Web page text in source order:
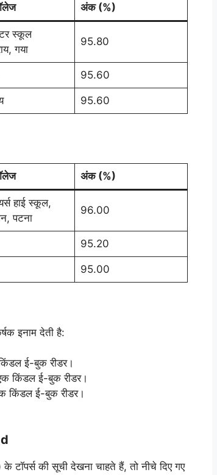
अंक (%)
स्कूल
गया
95.80
95.60
95.60
अंक (%)
हाई स्कूल,
पटना
96.00
95.20
95.00
इनाम देती है:
ई-बुक रीडर।
किंडल ई-बुक रीडर।
किंडल ई-बुक रीडर।
टॉपर्स की सूची देखना चाहते हैं, तो नीचे दिए गए